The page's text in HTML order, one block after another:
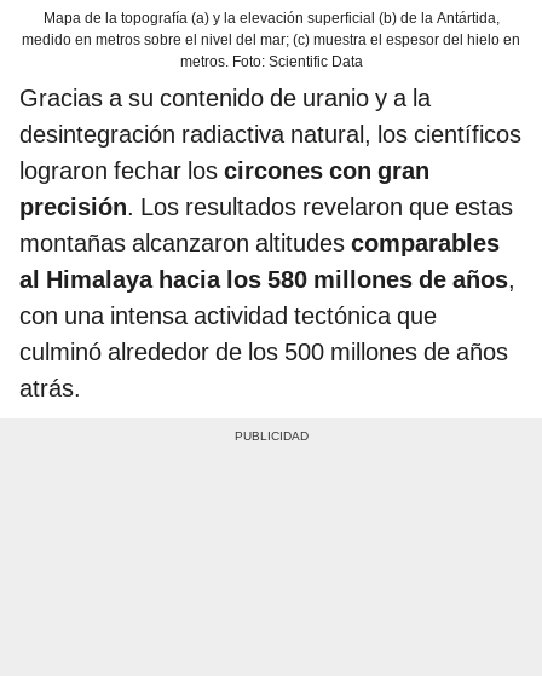
Mapa de la topografía (a) y la elevación superficial (b) de la Antártida,
medido en metros sobre el nivel del mar; (c) muestra el espesor del hielo en
metros. Foto: Scientific Data
Gracias a su contenido de uranio y a la
desintegración radiactiva natural, los científicos
lograron fechar los circones con gran
precisión. Los resultados revelaron que estas
montañas alcanzaron altitudes comparables
al Himalaya hacia los 580 millones de años,
con una intensa actividad tectónica que
culminó alrededor de los 500 millones de años
atrás.